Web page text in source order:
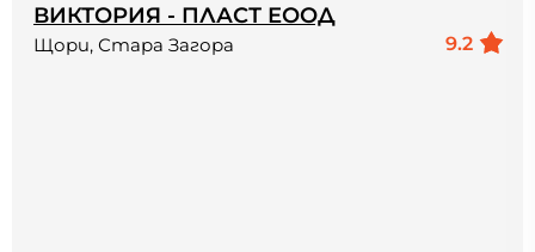
ВИКТОРИЯ - ПЛАСТ ЕООД
9.2
Щори, Стара Загора